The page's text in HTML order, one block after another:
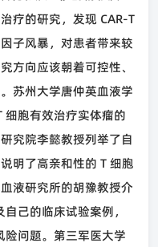
疗的研究，发现 CAR-T
子风暴，对患者带来较
方向应该朝着可控性、
苏州大学唐仲英血液学
细胞有效治疗实体瘤的
究院李懿教授列举了自
明了高亲和性的 T细胞
液研究所的胡豫教授介
己的临床试验案例，
险问题。第三军医大学